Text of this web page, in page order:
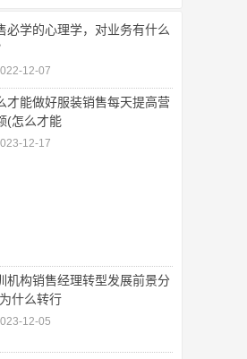
必学的心理学，对业务有什么
12-07
才能做好服装销售每天提高营
(怎么才能
12-17
机构销售经理转型发展前景分
什么转行
12-05